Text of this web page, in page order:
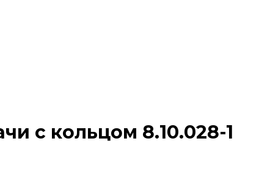
с кольцом 8.10.028-1